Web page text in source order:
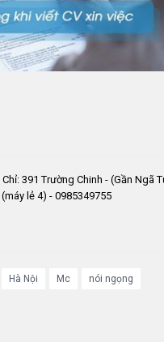
391 Trường Chinh - (Gần Ngã
lẻ 4) - 0985349755
Hà Nội Mc nói ngọng